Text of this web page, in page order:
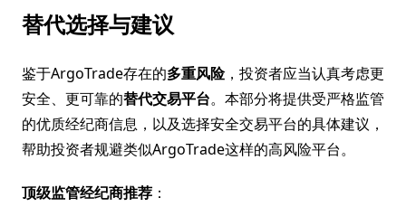
替代选择与建议
鉴于ArgoTrade存在的多重风险，投资者应当认真考虑更
安全、更可靠的替代交易平台。本部分将提供受严格监管
的优质经纪商信息，以及选择安全交易平台的具体建议，
帮助投资者规避类似ArgoTrade这样的高风险平台。
顶级监管经纪商推荐 ：